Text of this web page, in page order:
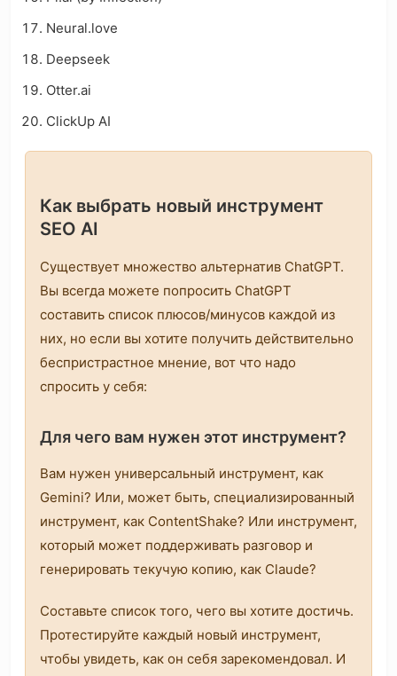
Neural.love
Deepseek
Otter.ai
ClickUp AI
Как выбрать новый инструмент
SEO AI
Существует множество альтернатив ChatGPT.
Вы всегда можете попросить ChatGPT
составить список плюсов/минусов каждой из
них, но если вы хотите получить действительно
беспристрастное мнение, вот что надо
спросить у себя:
Для чего вам нужен этот инструмент?
Вам нужен универсальный инструмент, как
Gemini? Или, может быть, специализированный
инструмент, как ContentShake? Или инструмент,
который может поддерживать разговор и
генерировать текучую копию, как Claude?
Составьте список того, чего вы хотите достичь.
Протестируйте каждый новый инструмент,
чтобы увидеть, как он себя зарекомендовал. И